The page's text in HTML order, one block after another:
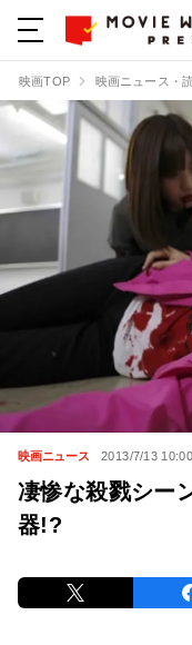
映画TOP 映画ニュース・
映画ニュース 2013/7/13 10:00
凄惨な殺戮シー
器!?